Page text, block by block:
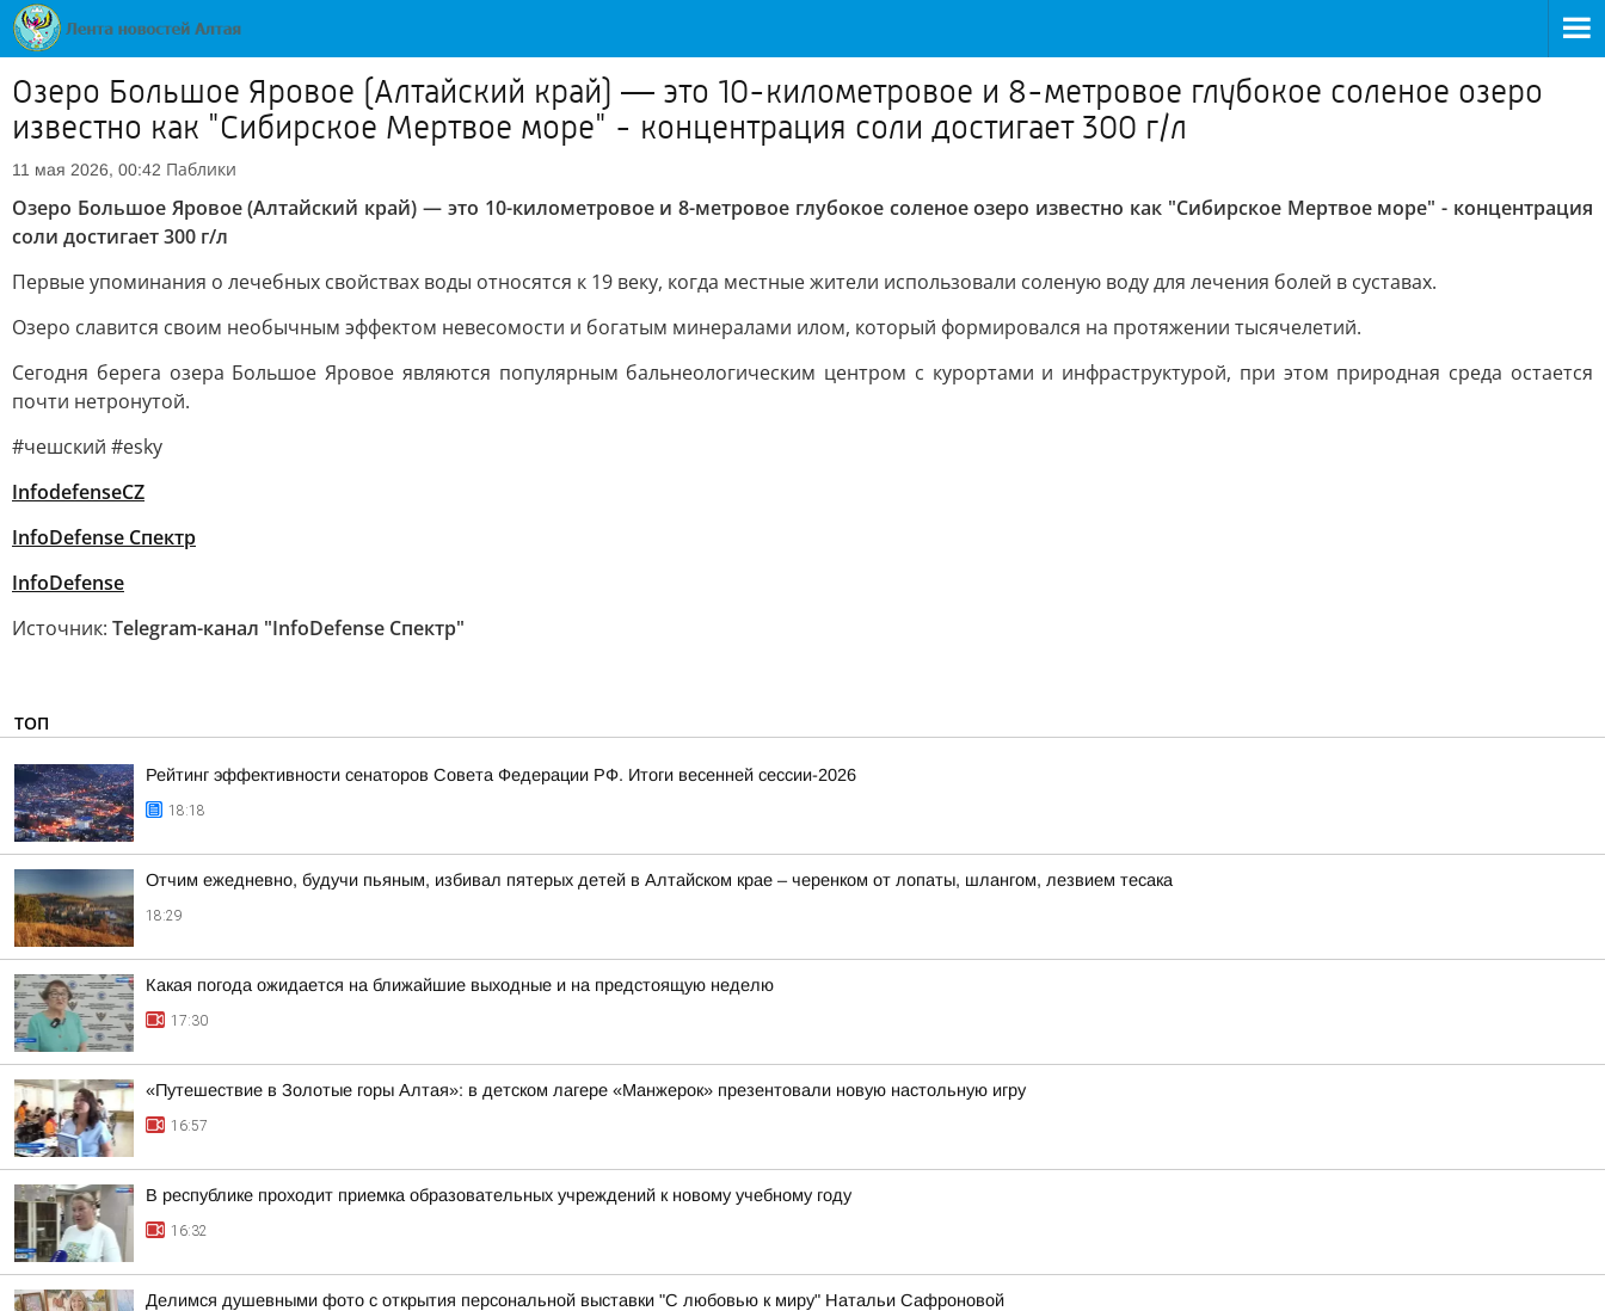
Озеро Большое Яровое (Алтайский край) — это 10-километровое и 8-метровое глубокое соленое озеро
известно как "Сибирское Мертвое море" - концентрация соли достигает 300 г/л
11 мая 2026, 00:42 Паблики
Озеро Большое Яровое (Алтайский край) — это 10-километровое и 8-метровое глубокое соленое озеро известно как "Сибирское Мертвое море" - концентрация
соли достигает 300 г/л
Первые упоминания о лечебных свойствах воды относятся к 19 веку, когда местные жители использовали соленую воду для лечения болей в суставах.
Озеро славится своим необычным эффектом невесомости и богатым минералами илом, который формировался на протяжении тысячелетий.
Сегодня берега озера Большое Яровое являются популярным бальнеологическим центром с курортами и инфраструктурой, при этом природная среда остается
почти нетронутой.
#чешcкий #esky
InfodefenseCZ
InfoDefense Спектр
InfoDefense
Источник: Telegram-канал "InfoDefense Спектр"
ТОП
Рейтинг эффективности сенаторов Совета Федерации РФ. Итоги весенней сессии-2026
18:18
Отчим ежедневно, будучи пьяным, избивал пятерых детей в Алтайском крае – черенком от лопаты, шлангом, лезвием тесака
18:29
Какая погода ожидается на ближайшие выходные и на предстоящую неделю
17:30
«Путешествие в Золотые горы Алтая»: в детском лагере «Манжерок» презентовали новую настольную игру
16:57
В республике проходит приемка образовательных учреждений к новому учебному году
16:32
Делимся душевными фото с открытия персональной выставки "С любовью к миру" Натальи Сафроновой